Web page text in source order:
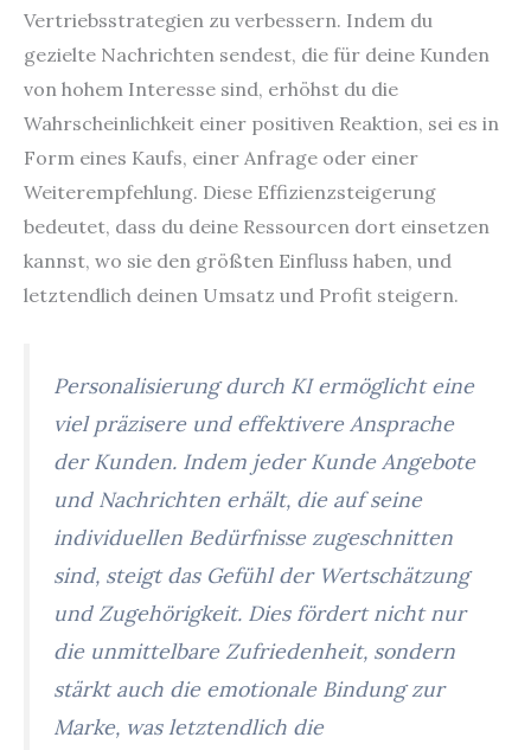
Vertriebsstrategien zu verbessern. Indem du
gezielte Nachrichten sendest, die für deine Kunden
von hohem Interesse sind, erhöhst du die
Wahrscheinlichkeit einer positiven Reaktion, sei es in
Form eines Kaufs, einer Anfrage oder einer
Weiterempfehlung. Diese Effizienzsteigerung
bedeutet, dass du deine Ressourcen dort einsetzen
kannst, wo sie den größten Einfluss haben, und
letztendlich deinen Umsatz und Profit steigern.
Personalisierung durch KI ermöglicht eine
viel präzisere und effektivere Ansprache
der Kunden. Indem jeder Kunde Angebote
und Nachrichten erhält, die auf seine
individuellen Bedürfnisse zugeschnitten
sind, steigt das Gefühl der Wertschätzung
und Zugehörigkeit. Dies fördert nicht nur
die unmittelbare Zufriedenheit, sondern
stärkt auch die emotionale Bindung zur
Marke, was letztendlich die